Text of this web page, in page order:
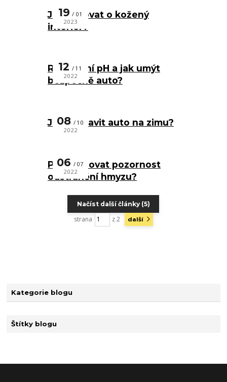
Kategorie blogu
Štítky blogu
Jak pečovat o kožený
interiér?
19
01
2023
Rozdělení pH a jak umýt
bezpečně auto?
12
11
2022
Jak připravit auto na zimu?
08
10
2022
Proč věnovat pozornost
odstranění hmyzu?
06
07
2022
Načíst další články (5)
strana z 2 další